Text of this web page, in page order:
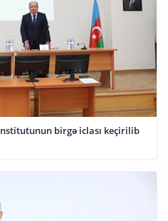
birgə iclası keçirilib